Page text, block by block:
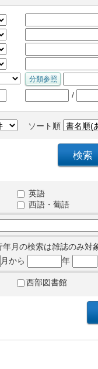
/
ソート順
英語
西語・葡語
月の検索は雑誌のみ対
月から 年
西部図書館